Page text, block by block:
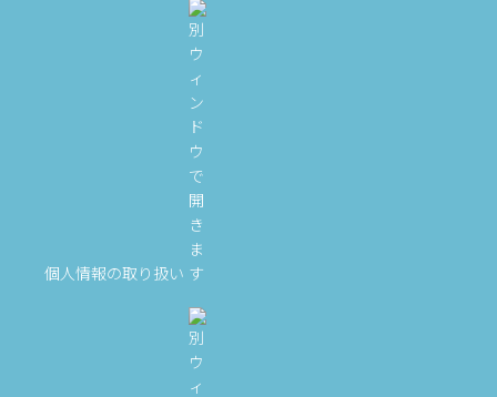
個人情報の取り扱い